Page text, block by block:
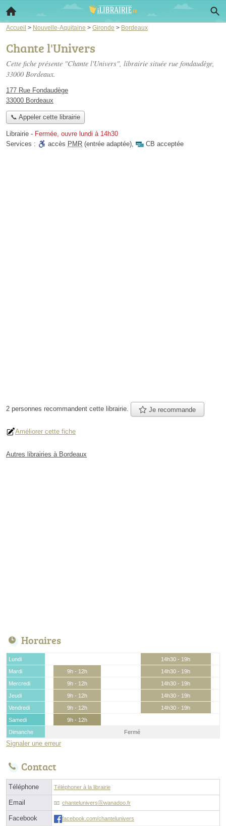
Accueil > Nouvelle-Aquitaine > Gironde > Bordeaux
Chante l'Univers
Cette fiche présente "Chante l'Univers", librairie située rue fondaudège,
33000 Bordeaux.
177 Rue Fondaudège
33000 Bordeaux
📞 Appeler cette librairie
Librairie - Fermée, ouvre lundi à 14h30
Services :
accès PMR (entrée adaptée), CB acceptée
2 personnes recommandent cette librairie. Je recommande
Améliorer cette fiche
Autres librairies à Bordeaux
Horaires
Lundi
14h30 - 19h
Mardi
9h - 12h
14h30 - 19h
Mercredi
9h - 12h
14h30 - 19h
Jeudi
9h - 12h
14h30 - 19h
Vendredi
9h - 12h
14h30 - 19h
Samedi
9h - 12h
Dimanche
Fermé
Signaler une erreur
Contact
Téléphone Téléphoner à la librairie
Email chanteluniversⓐwanadoo.fr
Facebook facebook.com/chantelunivers